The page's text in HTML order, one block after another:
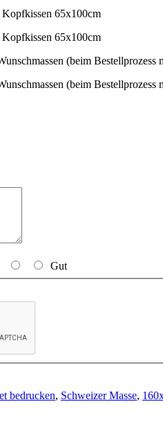
65x100cm
65x100cm
(beim Bestellprozess
(beim Bestellprozess
Gut
bedrucken, Schweizer Masse,